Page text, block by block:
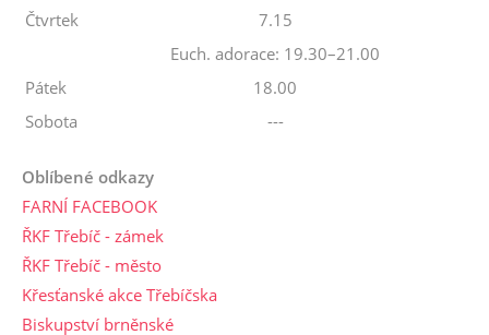
Čtvrtek
7.15
Euch. adorace: 19.30–21.00
Pátek
18.00
Sobota
---
Oblíbené odkazy
FARNÍ FACEBOOK
ŘKF Třebíč - zámek
ŘKF Třebíč - město
Křesťanské akce Třebíčska
Biskupství brněnské